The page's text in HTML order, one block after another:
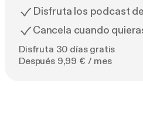
Disfruta los podcast
Cancela cuando
Disfruta 30 días gratis
Después 9,99 € / mes